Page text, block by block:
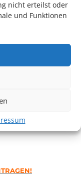
nicht erteilst oder
und Funktionen
der Vorrat reicht!